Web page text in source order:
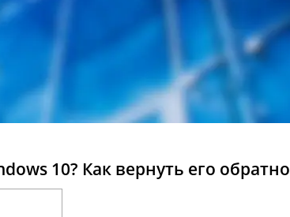
10? Как вернуть его обратно